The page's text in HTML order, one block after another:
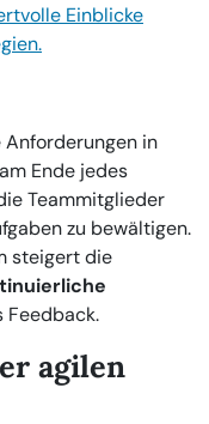
Einblicke
in
Ende jedes
Teammitglieder
zu bewältigen.
steigert die
Feedback.
agilen